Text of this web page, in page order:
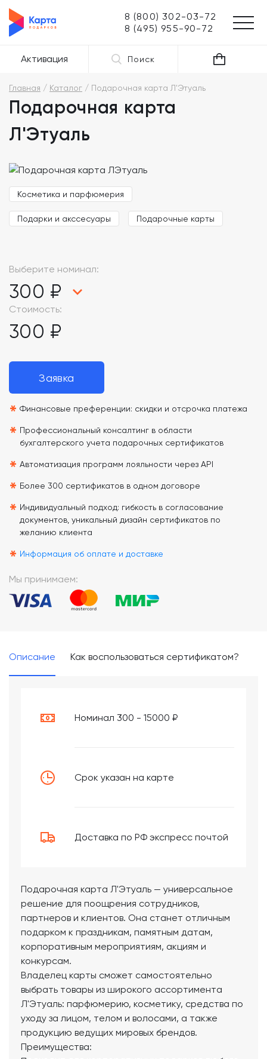
8 (800) 302-03-72
8 (495) 955-90-72
Активация Поиск
Главная Каталог Подарочная карта Л'Этуаль
Подарочная карта
Л'Этуаль
Косметика и парфюмерия
Подарки и акссесуары Подарочные карты
Выберите номинал:
300 ₽
Стоимость:
300 ₽
Заявка
* Финансовые преференции: скидки и отсрочка платежа
* Профессиональный консалтинг в области
бухгалтерского учета подарочных сертификатов
* Автоматизация программ лояльности через API
* Более 300 сертификатов в одном договоре
* Индивидуальный подход: гибкость в согласование
документов, уникальный дизайн сертификатов по
желанию клиента
* Информация об оплате и доставке
Мы принимаем:
Описание Как воспользоваться сертификатом?
Номинал 300 - 15000 ₽
Срок указан на карте
Доставка по РФ экспресс почтой
Подарочная карта Л'Этуаль — универсальное
решение для поощрения сотрудников,
партнеров и клиентов. Она станет отличным
подарком к праздникам, памятным датам,
корпоративным мероприятиям, акциям и
конкурсам.
Владелец карты сможет самостоятельно
выбрать товары из широкого ассортимента
Л'Этуаль: парфюмерию, косметику, средства по
уходу за лицом, телом и волосами, а также
продукцию ведущих мировых брендов.
Преимущества: